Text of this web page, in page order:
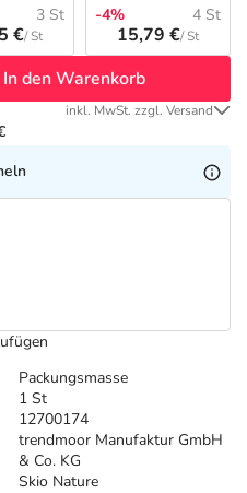
Packungsmasse
1 St
12700174
trendmoor Manufaktur GmbH
& Co. KG
Skio Nature
3 St
€/ St
-4% 4 St
15,79 €/ St
In den Warenkorb
inkl. MwSt. zzgl. Versand